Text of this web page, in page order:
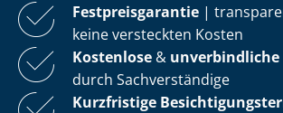
Fest­preis­ga­ran­tie |
keine versteckten Kosten
Kostenlose &
durch Sachverständige
Kurzfristige